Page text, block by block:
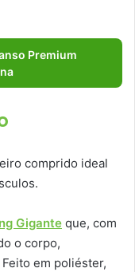
Premium
comprido ideal
Gigante que, com
o corpo,
em poliéster,